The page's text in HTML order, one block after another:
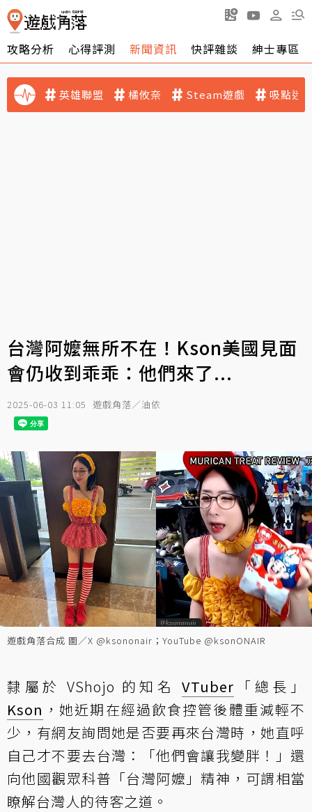
攻略分析 心得評測 新聞資訊 快評雜談 紳士專區
英雄聯盟 橘攸奈 Steam遊戲 吸點迷
台灣阿嬤無所不在！Kson美國見面
會仍收到乖乖：他們來了...
2025-06-03 11:05 遊戲角落／油依
遊戲角落合成 圖／X @ksononair；YouTube @ksonONAIR
隸屬於 VShojo 的知名 VTuber 「總長」
Kson ，她近期在經過飲食控管後體重減輕不
少，有網友詢問她是否要再來台灣時，她直呼
自己才不要去台灣：「他們會讓我變胖！」還
向他國觀眾科普「台灣阿嬤」精神，可謂相當
瞭解台灣人的待客之道。